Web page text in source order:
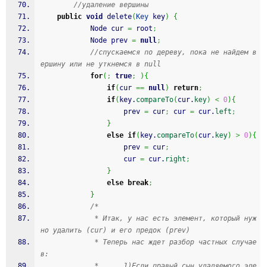
//удаление вершины
public void delete( Key key)
{
            Node cur
= root ;
            Node prev
= null;
//спускаемся по дереву, пока не найдем в
ершину или не уткнемся в null
for( ; true; ) {
if( cur == null) return;
if( key. compareTo( cur. key) < 0) {
                    prev
= cur; cur = cur. left ;
}
else if( key. compareTo( cur. key) > 0) {
                    prev
= cur;
                    cur
= cur. right ;
}
else
break;
}
/*
* Итак, у нас есть элемент, который нуж
но удалить (cur) и его предок (prev)
* Теперь нас ждет разбор частных случае
в: